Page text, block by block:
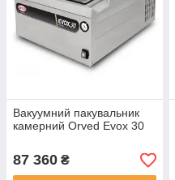
Вакуумний пакувальник
камерний Orved Evox 30
87 360 ₴